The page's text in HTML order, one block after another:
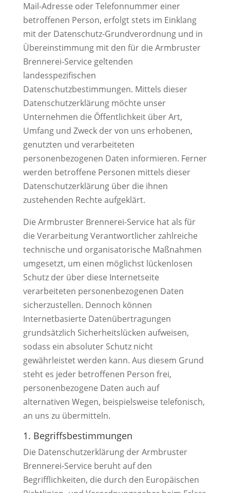
Mail-Adresse oder Telefonnummer einer
betroffenen Person, erfolgt stets im Einklang
mit der Datenschutz-Grundverordnung und in
Übereinstimmung mit den für die Armbruster
Brennerei-Service geltenden
landesspezifischen
Datenschutzbestimmungen. Mittels dieser
Datenschutzerklärung möchte unser
Unternehmen die Öffentlichkeit über Art,
Umfang und Zweck der von uns erhobenen,
genutzten und verarbeiteten
personenbezogenen Daten informieren. Ferner
werden betroffene Personen mittels dieser
Datenschutzerklärung über die ihnen
zustehenden Rechte aufgeklärt.
Die Armbruster Brennerei-Service hat als für
die Verarbeitung Verantwortlicher zahlreiche
technische und organisatorische Maßnahmen
umgesetzt, um einen möglichst lückenlosen
Schutz der über diese Internetseite
verarbeiteten personenbezogenen Daten
sicherzustellen. Dennoch können
Internetbasierte Datenübertragungen
grundsätzlich Sicherheitslücken aufweisen,
sodass ein absoluter Schutz nicht
gewährleistet werden kann. Aus diesem Grund
steht es jeder betroffenen Person frei,
personenbezogene Daten auch auf
alternativen Wegen, beispielsweise telefonisch,
an uns zu übermitteln.
1. Begriffsbestimmungen
Die Datenschutzerklärung der Armbruster
Brennerei-Service beruht auf den
Begrifflichkeiten, die durch den Europäischen